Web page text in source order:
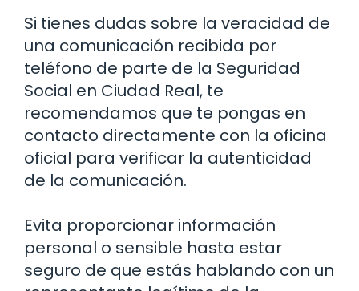
Si tienes dudas sobre la veracidad de
una comunicación recibida por
teléfono de parte de la Seguridad
Social en Ciudad Real, te
recomendamos que te pongas en
contacto directamente con la oficina
oficial para verificar la autenticidad
de la comunicación.
Evita proporcionar información
personal o sensible hasta estar
seguro de que estás hablando con un